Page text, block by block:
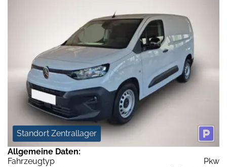
Standort Zentrallager
Allgemeine Daten:
Fahrzeugtyp
Pkw